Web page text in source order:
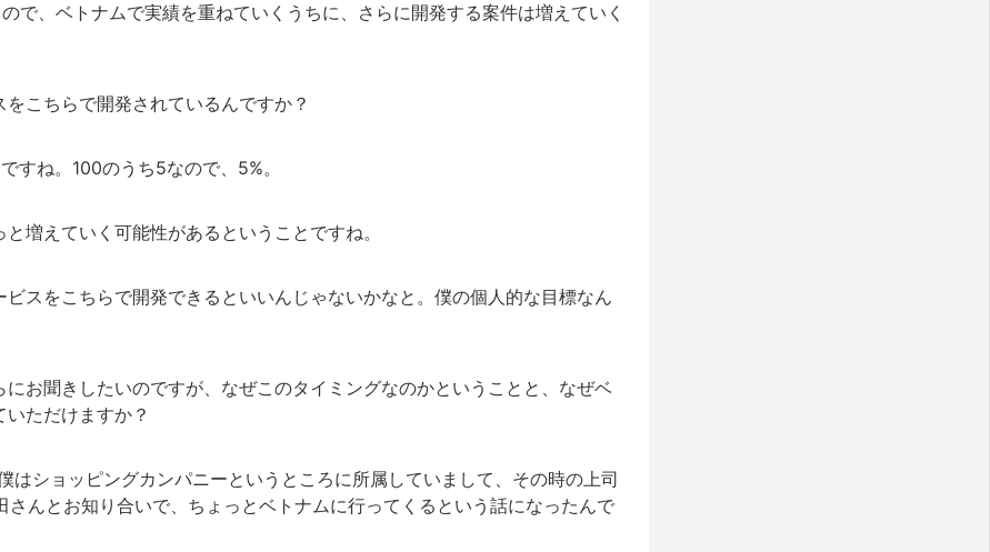
で、ベトナムで実績を重ねていくうちに、さらに開発する案件は増えていく
こちらで開発されているんですか？
すね。100のうち5なので、5%。
増えていく可能性があるということですね。
スをこちらで開発できるといいんじゃないかなと。僕の個人的な目標なん
お聞きしたいのですが、なぜこのタイミングなのかということと、なぜベ
いただけますか？
はショッピングカンパニーというところに所属していまして、その時の上司
さんとお知り合いで、ちょっとベトナムに行ってくるという話になったんで